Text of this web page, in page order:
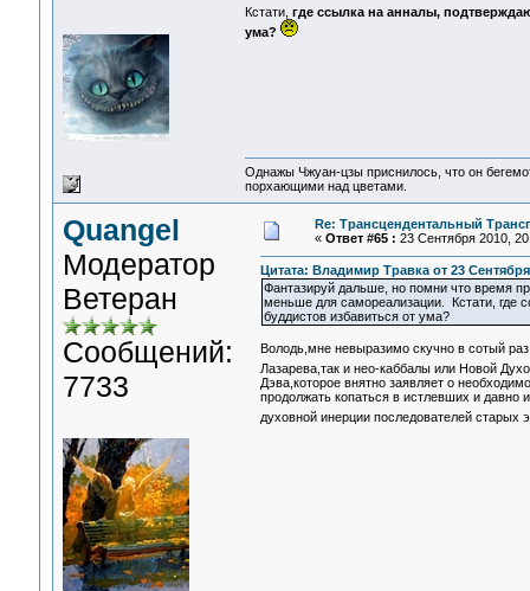
Кстати, где ссылка на анналы,
ума?
Однажы Чжуан-цзы приснилось, что он
порхающими над цветами.
Quangel
Модератор
Ветеран
Сообщений:
7733
Re: Трансцендентальный
« Ответ #65 : 23 Сентября 2010,
Цитата: Владимир Травка от 23
Фантазируй дальше, но помни что время
меньше для самореализации. Кстати, где
буддистов избавиться от ума?
Володь,мне невыразимо скучно в сотый
Лазарева,так и нео-каббалы или Новой
Дэва,которое внятно заявляет о
продолжать копаться в истлевших и давно
духовной инерции последователей старых